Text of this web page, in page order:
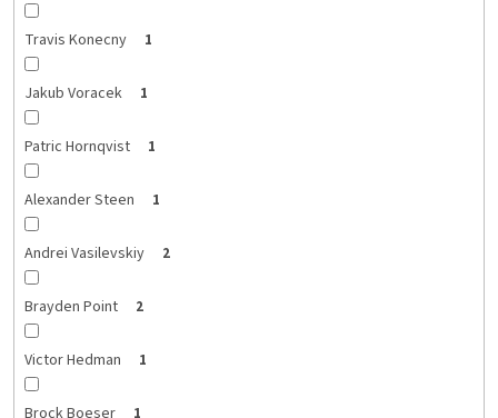
Travis Konecny 1
Jakub Voracek 1
Patric Hornqvist 1
Alexander Steen 1
Andrei Vasilevskiy 2
Brayden Point 2
Victor Hedman 1
1